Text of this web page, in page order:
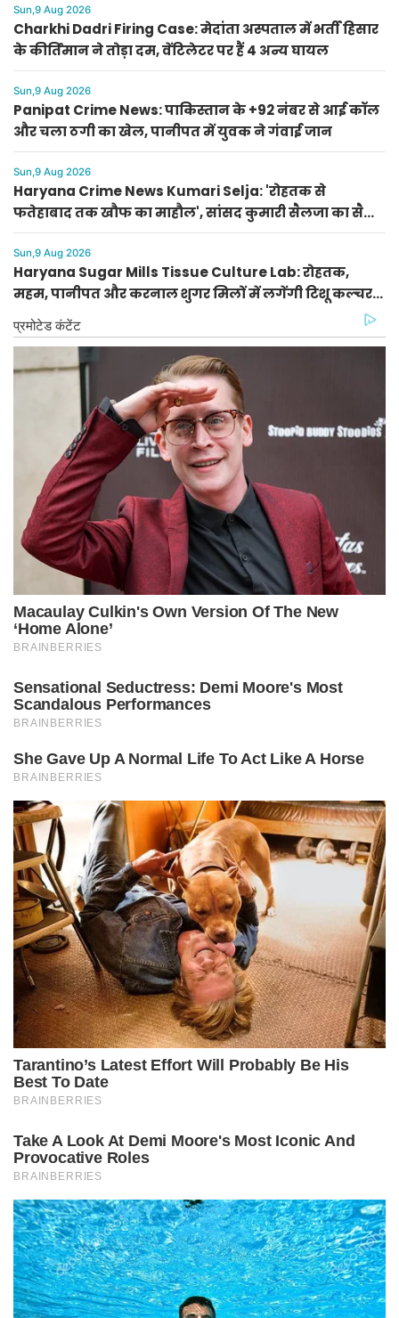
Sun,9 Aug 2026
Charkhi Dadri Firing Case: मेदांता अस्पताल में भर्ती हिसार
के कीर्तिमान ने तोड़ा दम, वेंटिलेटर पर हैं 4 अन्य घायल
Sun,9 Aug 2026
Panipat Crime News: पाकिस्तान के +92 नंबर से आई कॉल
और चला ठगी का खेल, पानीपत में युवक ने गंवाई जान
Sun,9 Aug 2026
Haryana Crime News Kumari Selja: 'रोहतक से
फतेहाबाद तक खौफ का माहौल', सांसद कुमारी सैलजा का सैनी
सरकार पर हमला
Sun,9 Aug 2026
Haryana Sugar Mills Tissue Culture Lab: रोहतक,
महम, पानीपत और करनाल शुगर मिलों में लगेंगी टिशू कल्चर
लैब, सीएम नायब सैनी का फैसला